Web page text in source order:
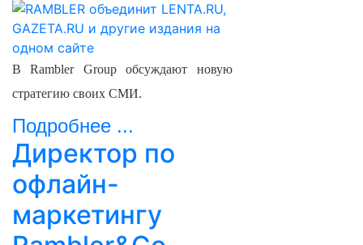
В Rambler Group обсуждают новую
стратегию своих СМИ.
Подробнее ...
Директор по
офлайн-
маркетингу